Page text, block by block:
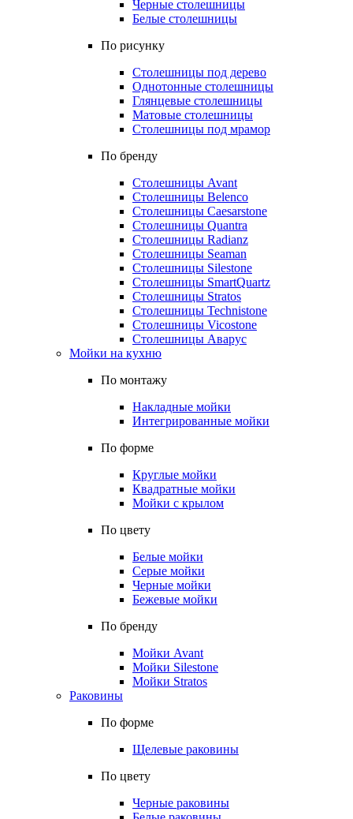
Черные столешницы
Белые столешницы
По рисунку
Столешницы под дерево
Однотонные столешницы
Глянцевые столешницы
Матовые столешницы
Столешницы под мрамор
По бренду
Столешницы Avant
Столешницы Belenco
Столешницы Caesarstone
Столешницы Quantra
Столешницы Radianz
Столешницы Seaman
Столешницы Silestone
Столешницы SmartQuartz
Столешницы Stratos
Столешницы Technistone
Столешницы Vicostone
Столешницы Аварус
Мойки на кухню
По монтажу
Накладные мойки
Интегрированные мойки
По форме
Круглые мойки
Квадратные мойки
Мойки с крылом
По цвету
Белые мойки
Серые мойки
Черные мойки
Бежевые мойки
По бренду
Мойки Avant
Мойки Silestone
Мойки Stratos
Раковины
По форме
Щелевые раковины
По цвету
Черные раковины